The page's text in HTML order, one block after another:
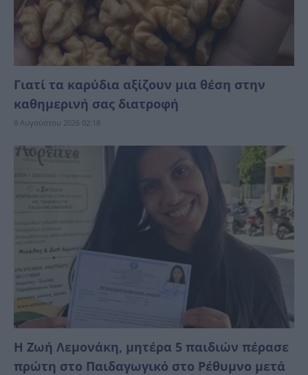
Γιατί τα καρύδια αξίζουν μια θέση στην
καθημερινή σας διατροφή
8 Αυγούστου 2026 02:18
Η Ζωή Λεμονάκη, μητέρα 5 παιδιών πέρασε
πρώτη στο Παιδαγωγικό στο Ρέθυμνο μετά